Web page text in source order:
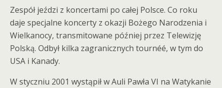
Zespół jeździ z koncertami po całej Polsce. Co roku
daje specjalne koncerty z okazji Bożego Narodzenia i
Wielkanocy, transmitowane później przez Telewizję
Polską. Odbył kilka zagranicznych tournéé, w tym do
USA i Kanady.
W styczniu 2001 wystąpił w Auli Pawła VI na Watykanie